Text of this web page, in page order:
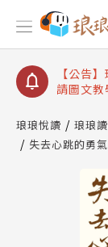
【公告
【公告
【公告
請圖文教
查詢
【公告】
琅琅悅讀 琅琅
失去心跳的勇氣